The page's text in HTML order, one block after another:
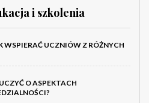
i szkolenia
WSPIERAĆ UCZNIÓW Z RÓŻNYCH
O ASPEKTACH